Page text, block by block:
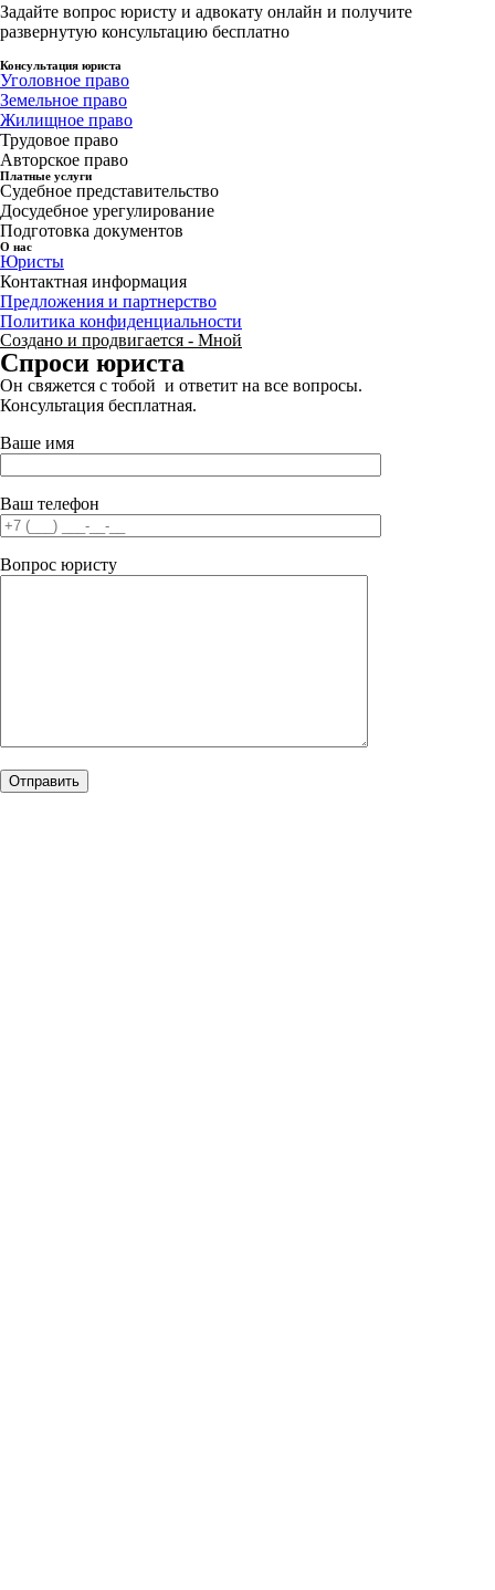
Задайте вопрос юристу и адвокату онлайн и получите
развернутую консультацию бесплатно
Консультация юриста
Уголовное право
Земельное право
Жилищное право
Трудовое право
Авторское право
Платные услуги
Судебное представительство
Досудебное урегулирование
Подготовка документов
О нас
Юристы
Контактная информация
Предложения и партнерство
Политика конфиденциальности
Создано и продвигается - Мной
Спроси юриста
Он свяжется с тобой и ответит на все вопросы.
Консультация бесплатная.
Ваше имя
Ваш телефон
Вопрос юристу